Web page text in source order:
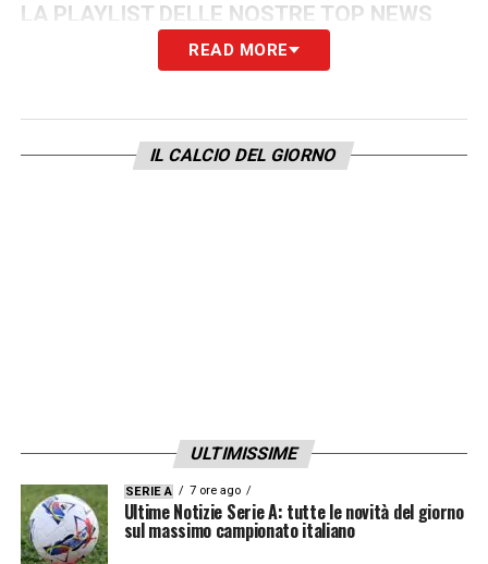
LA PLAYLIST DELLE NOSTRE TOP NEWS
READ MORE
IL CALCIO DEL GIORNO
ULTIMISSIME
SERIE A 7 ore ago
Ultime Notizie Serie A: tutte le novità del giorno
sul massimo campionato italiano